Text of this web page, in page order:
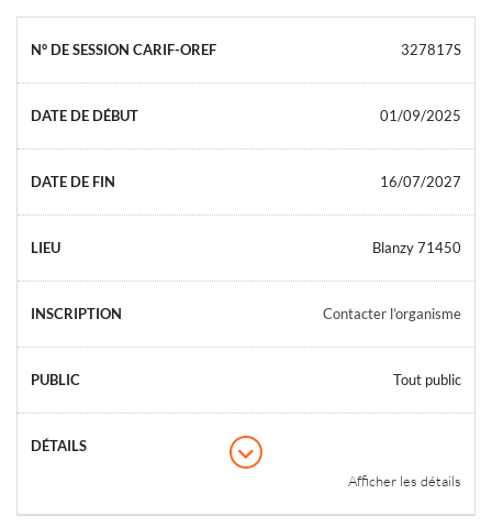
327817S
01/09/2025
16/07/2027
Blanzy 71450
Contacter l’organisme
Tout public
Afficher les détails